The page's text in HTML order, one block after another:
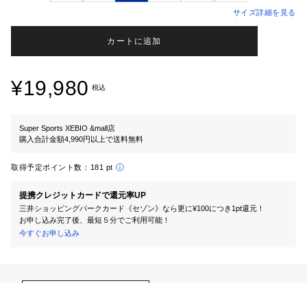
サイズ詳細を見る
カートに追加
¥19,980 税込
Super Sports XEBIO &mall店
購入合計金額4,990円以上で送料無料
取得予定ポイント数： 181 pt
提携クレジットカードで還元率UP
三井ショッピングパークカード《セゾン》なら更に¥100につき1pt還元！
お申し込み完了後、最短５分でご利用可能！
今すぐお申し込み